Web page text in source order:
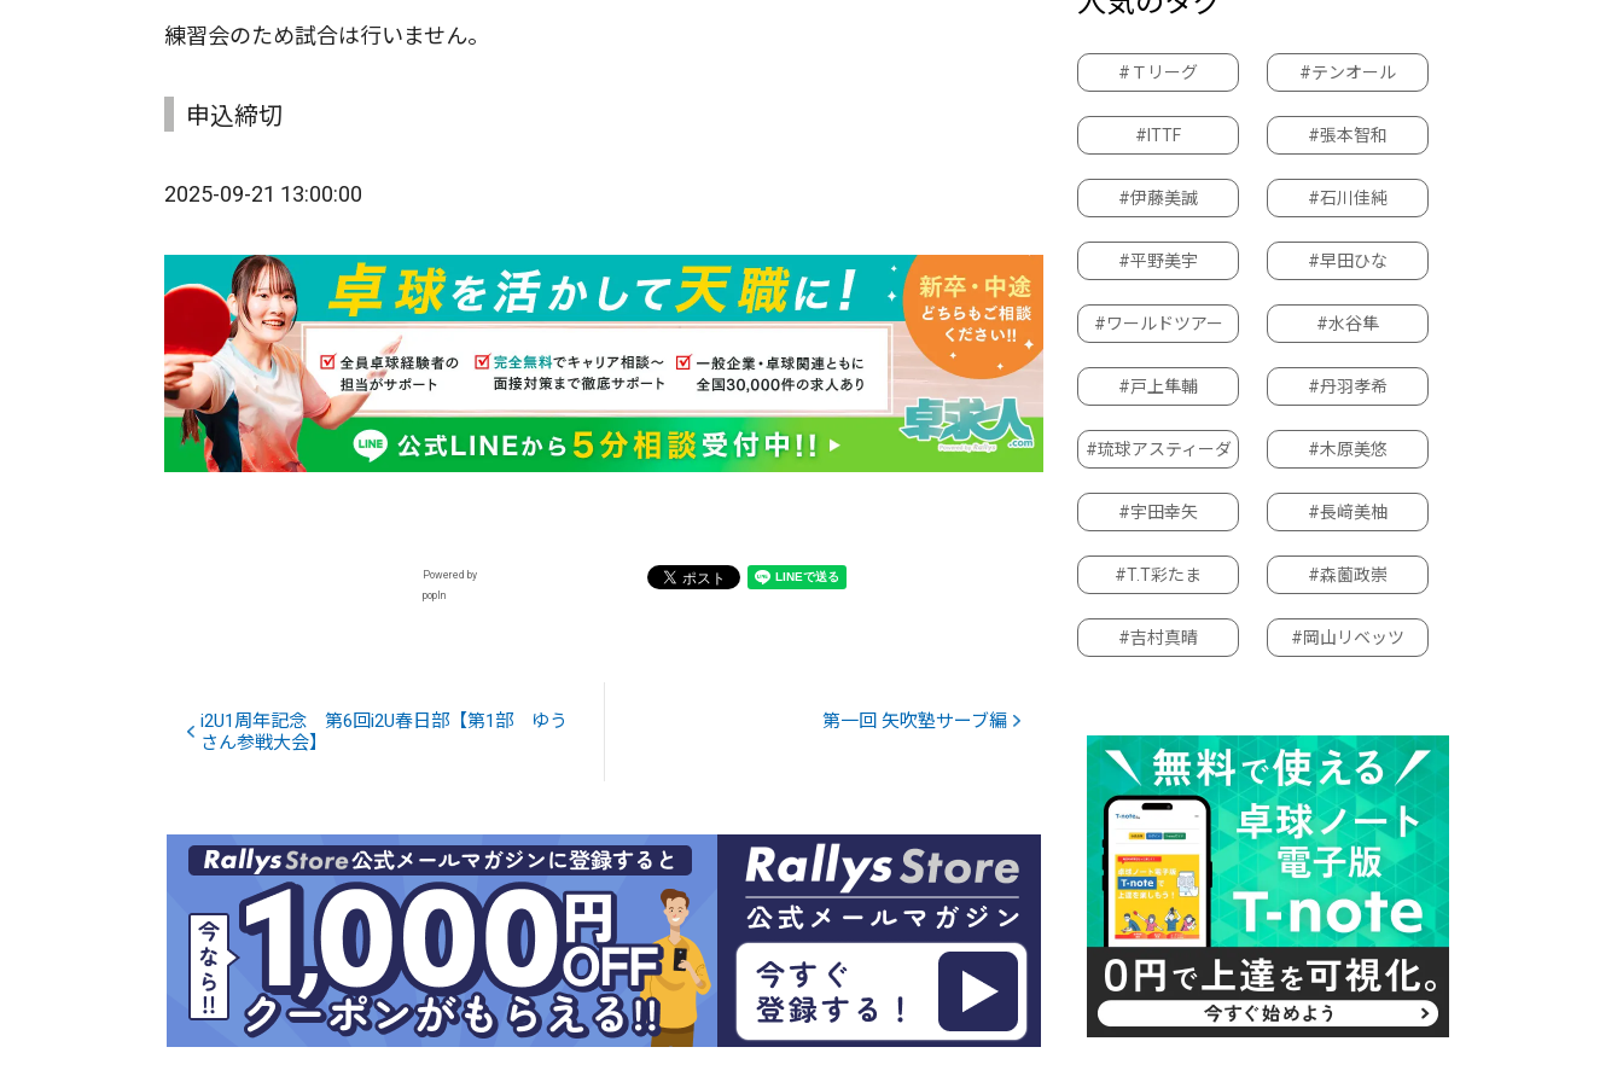
練習会のため試合は行いません。
申込締切
2025-09-21 13:00:00
Powered by
popIn
i2U1周年記念 第6回i2U春日部【第1部 ゆう
さん参戦大会】
第一回 矢吹塾サーブ編
#Ｔリーグ #テンオール
#ITTF #張本智和
#伊藤美誠 #石川佳純
#平野美宇 #早田ひな
#ワールドツアー #水谷隼
#戸上隼輔 #丹羽孝希
#琉球アスティーダ #木原美悠
#宇田幸矢 #長﨑美柚
#T.T彩たま #森薗政崇
#吉村真晴 #岡山リベッツ